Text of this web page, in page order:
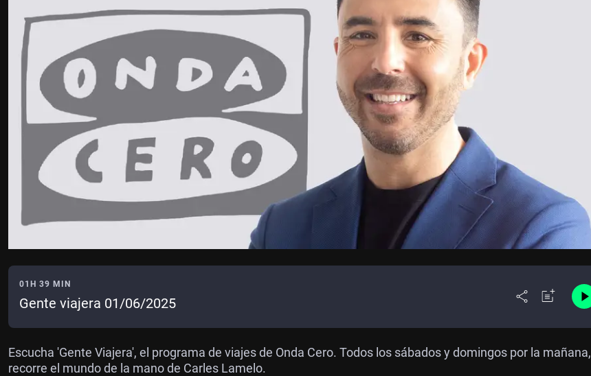
01H 39 MIN
Gente viajera 01/06/2025
Escucha 'Gente Viajera', el programa de viajes de Onda Cero. Todos los sábados y domingos por la mañana,
recorre el mundo de la mano de Carles Lamelo.